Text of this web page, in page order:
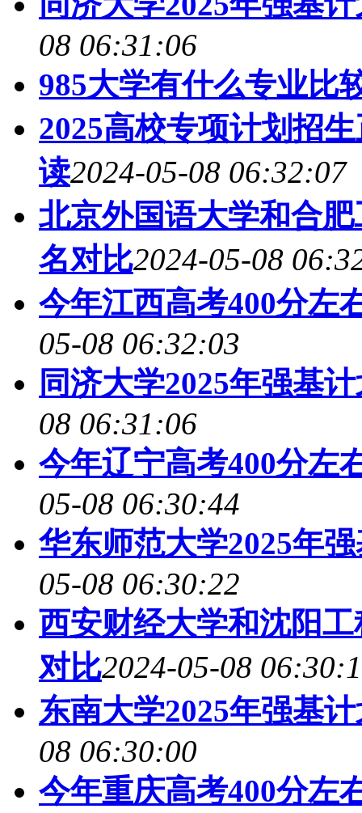
08 06:31:06
985大学有什么专业比
2025高校专项计划招
读2024-05-08 06:32:07
北京外国语大学和合
名对比2024-05-08
今年江西高考400分左
05-08 06:32:03
同济大学2025年强基
08 06:31:06
今年辽宁高考400分左
05-08 06:30:44
华东师范大学2025年
05-08 06:30:22
西安财经大学和沈阳
对比2024-05-08
东南大学2025年强基
08 06:30:00
今年重庆高考400分左